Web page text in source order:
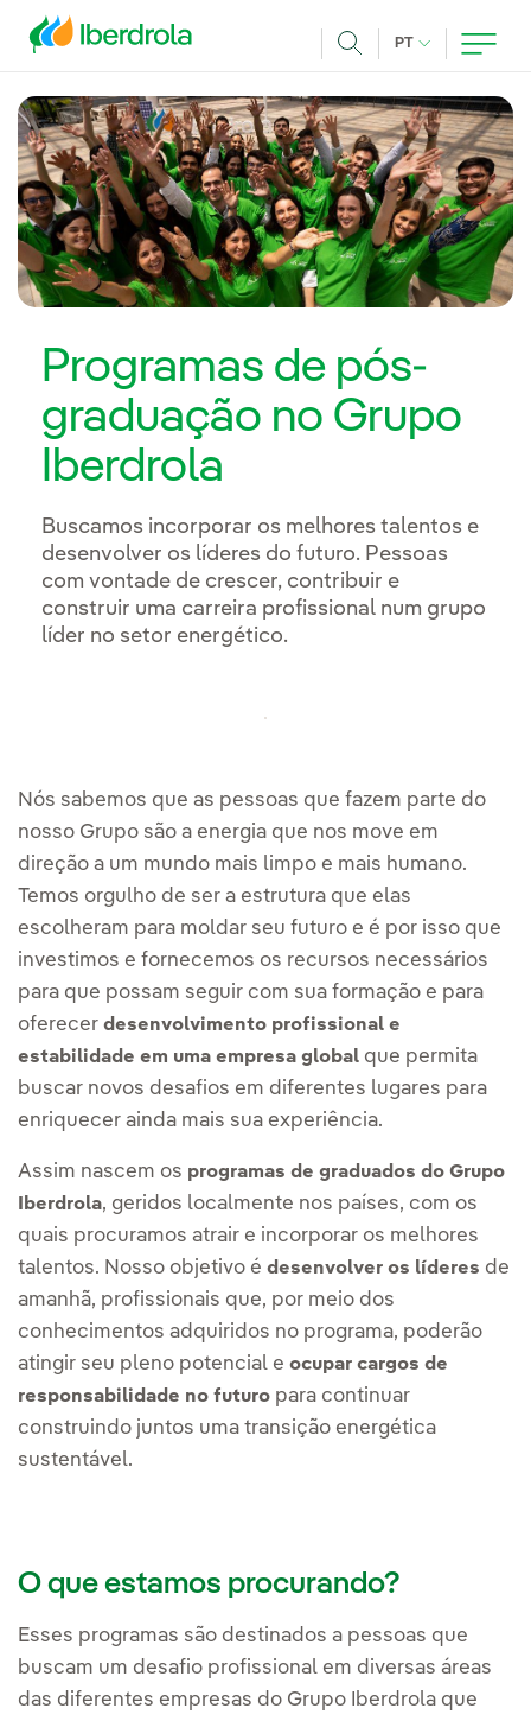
PT IDIOMA ATUAL,
Programas de pós-
graduação no Grupo
Iberdrola
Buscamos incorporar os melhores talentos e
desenvolver os líderes do futuro. Pessoas
com vontade de crescer, contribuir e
construir uma carreira profissional num grupo
líder no setor energético.
Nós sabemos que as pessoas que fazem parte do
nosso Grupo são a energia que nos move em
direção a um mundo mais limpo e mais humano.
Temos orgulho de ser a estrutura que elas
escolheram para moldar seu futuro e é por isso que
investimos e fornecemos os recursos necessários
para que possam seguir com sua formação e para
oferecer desenvolvimento profissional e
estabilidade em uma empresa global que permita
buscar novos desafios em diferentes lugares para
enriquecer ainda mais sua experiência.
Assim nascem os programas de graduados do Grupo
Iberdrola, geridos localmente nos países, com os
quais procuramos atrair e incorporar os melhores
talentos. Nosso objetivo é desenvolver os líderes de
amanhã, profissionais que, por meio dos
conhecimentos adquiridos no programa, poderão
atingir seu pleno potencial e ocupar cargos de
responsabilidade no futuro para continuar
construindo juntos uma transição energética
sustentável.
O que estamos procurando?
Esses programas são destinados a pessoas que
buscam um desafio profissional em diversas áreas
das diferentes empresas do Grupo Iberdrola que